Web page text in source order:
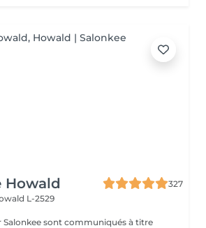
Howald
327
L-2529
Salonkee sont communiqués à titre